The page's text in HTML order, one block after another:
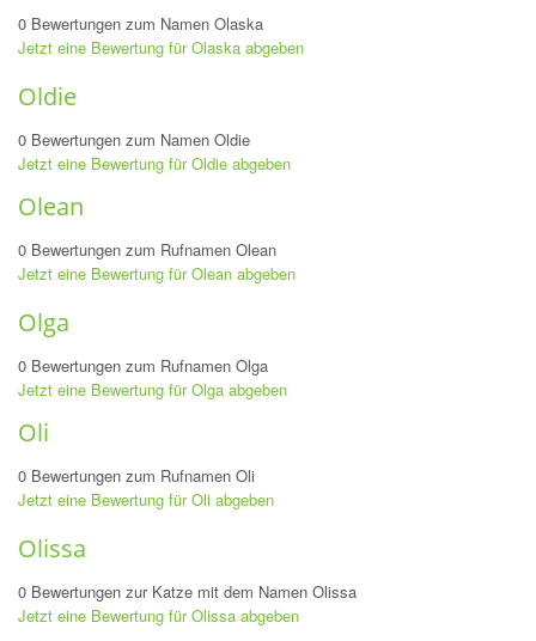
0 Bewertungen zum Namen Olaska
Jetzt eine Bewertung für Olaska abgeben
Oldie
0 Bewertungen zum Namen Oldie
Jetzt eine Bewertung für Oldie abgeben
Olean
0 Bewertungen zum Rufnamen Olean
Jetzt eine Bewertung für Olean abgeben
Olga
0 Bewertungen zum Rufnamen Olga
Jetzt eine Bewertung für Olga abgeben
Oli
0 Bewertungen zum Rufnamen Oli
Jetzt eine Bewertung für Oli abgeben
Olissa
0 Bewertungen zur Katze mit dem Namen Olissa
Jetzt eine Bewertung für Olissa abgeben